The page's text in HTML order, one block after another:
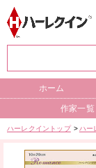
ホーム
作家一覧
ハーレクイントップ ハー